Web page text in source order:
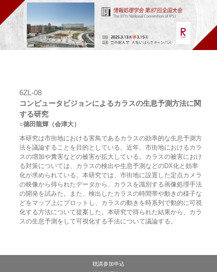
6ZL-08
コンピュータビジョンによるカラスの生息予測方法に関
する研究
○德田龍輝（会津大）
本研究は市街地における害鳥であるカラスの効率的な生息予測方
法を議論することを目的としている。近年、市街地におけるカラ
スの増加や糞害などの被害が拡大している。カラスの被害におけ
る対策については、カラスの検出や生息予測などのDX化と効率
化が求められている。本研究では、市街地に設置した定点カメラ
の映像から得られたデータから、カラスを識別する画像処理手法
の開発を試みた。また、検出したカラスの時間帯や動きの様子な
どをマップ上にプロットし、カラスの動きを時系列で動的に可視
化する方法について提案した。本研究で得られた結果から、カラ
スの生息予測をして可視化する手法について議論する。
聴講参加申込